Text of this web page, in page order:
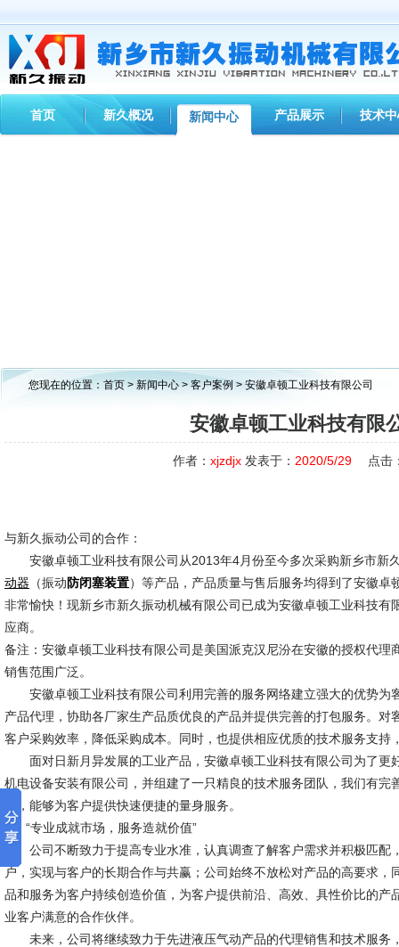
首页 新久概况 新闻中心 产品展示 技术
您现在的位置： 首页 > 新闻中心 > 客户案例 > 安徽卓顿工业科技有限公司
安徽卓顿工业科技有限
作者： xjzdjx发表于： 2020/5/29点击
与新久振动公司的合作：
安徽卓顿工业科技有限公司从2013年4月份至今多次采购新乡市新
动器 （振动 防闭塞装置）等产品，产品质量与售后服务均得到了安徽
非常愉快！现新乡市新久振动机械有限公司已成为安徽卓顿工业科技有
应商。
备注：安徽卓顿工业科技有限公司是美国派克汉尼汾在安徽的授权代理
销售范围广泛。
安徽卓顿工业科技有限公司利用完善的服务网络建立强大的优势为
产品代理，协助各厂家生产品质优良的产品并提供完善的打包服务。对
客户采购效率，降低采购成本。同时，也提供相应优质的技术服务支持
面对日新月异发展的工业产品，安徽卓顿工业科技有限公司为了更
机电设备安装有限公司，并组建了一只精良的技术服务团队，我们有完
备，能够为客户提供快速便捷的量身服务。
“专业成就市场，服务造就价值”
公司不断致力于提高专业水准，认真调查了解客户需求并积极匹配
户，实现与客户的长期合作与共赢；公司始终不放松对产品的高要求
品和服务为客户持续创造价值，为客户提供前沿、高效、具性价比的产
业客户满意的合作伙伴。
未来，公司将继续致力于先进液压气动产品的代理销售和技术服务